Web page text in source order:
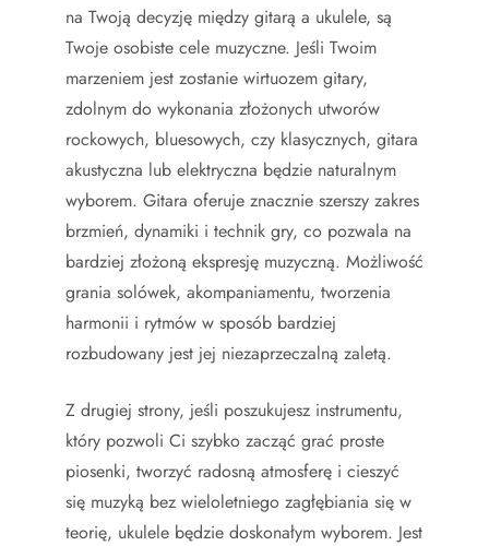
na Twoją decyzję między gitarą a ukulele, są
Twoje osobiste cele muzyczne. Jeśli Twoim
marzeniem jest zostanie wirtuozem gitary,
zdolnym do wykonania złożonych utworów
rockowych, bluesowych, czy klasycznych, gitara
akustyczna lub elektryczna będzie naturalnym
wyborem. Gitara oferuje znacznie szerszy zakres
brzmień, dynamiki i technik gry, co pozwala na
bardziej złożoną ekspresję muzyczną. Możliwość
grania solówek, akompaniamentu, tworzenia
harmonii i rytmów w sposób bardziej
rozbudowany jest jej niezaprzeczalną zaletą.
Z drugiej strony, jeśli poszukujesz instrumentu,
który pozwoli Ci szybko zacząć grać proste
piosenki, tworzyć radosną atmosferę i cieszyć
się muzyką bez wieloletniego zagłębiania się w
teorię, ukulele będzie doskonałym wyborem. Jest